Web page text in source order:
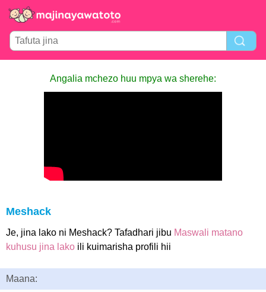
Angalia mchezo huu mpya wa sherehe:
Meshack
Je, jina lako ni Meshack? Tafadhari jibu Maswali matano
kuhusu jina lako ili kuimarisha profili hii
Maana: